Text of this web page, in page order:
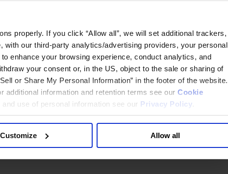
properly. If you click “Allow all”, we will set additional trackers,
with our third-party analytics/advertising providers, your personal
enhance your browsing experience, conduct analytics, and
your consent or, in the US, object to the sale or sharing of
or Share My Personal Information” in the footer of the website.
additional information and retention terms see our Cookie
use of personal information see our Privacy Policy
Customize Allow all